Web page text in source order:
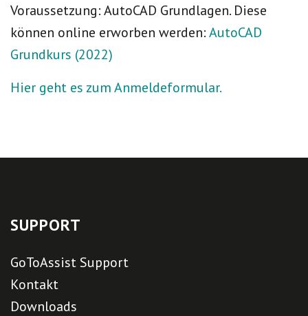
Voraussetzung: AutoCAD Grundlagen. Diese
können online erworben werden:AutoCAD
Grundkurs (2022)
Hier geht es zum Anmeldeformular.
SUPPORT
GoToAssist Support
Kontakt
Downloads